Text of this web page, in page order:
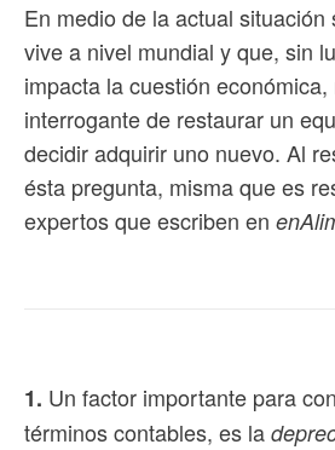
En medio de la actual situación
vive a nivel mundial y que, sin
impacta la cuestión económica,
interrogante de restaurar un
decidir adquirir uno nuevo. Al
ésta pregunta, misma que es
expertos que escriben en
1. Un factor importante para
términos contables, es la